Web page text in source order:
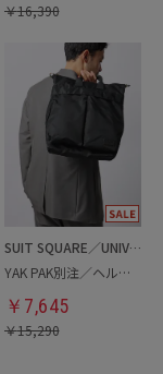
￥16,390
SUIT SQUARE／UNIVERSAL LANGUAGE
YAK PAK別注／ヘルメットバッグ
￥ 7,645
￥15,290